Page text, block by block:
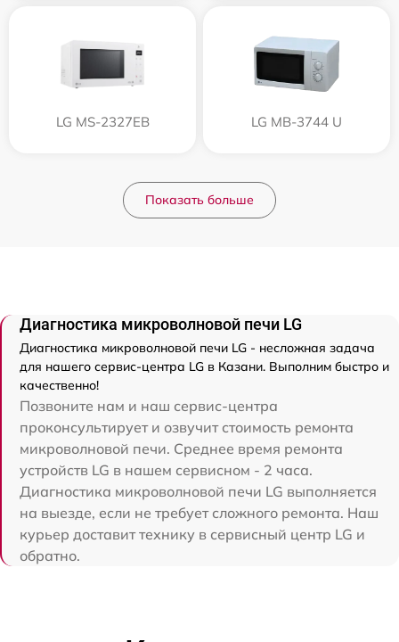
LG MS-2327EB LG MB-3744 U
Показать больше
Диагностика микроволновой печи LG
Диагностика микроволновой печи LG - несложная задача
для нашего сервис-центра LG в Казани. Выполним быстро и
качественно!
Позвоните нам и наш сервис-центра
проконсультирует и озвучит стоимость ремонта
микроволновой печи. Среднее время ремонта
устройств LG в нашем сервисном - 2 часа.
Диагностика микроволновой печи LG выполняется
на выезде, если не требует сложного ремонта. Наш
курьер доставит технику в сервисный центр LG и
обратно.